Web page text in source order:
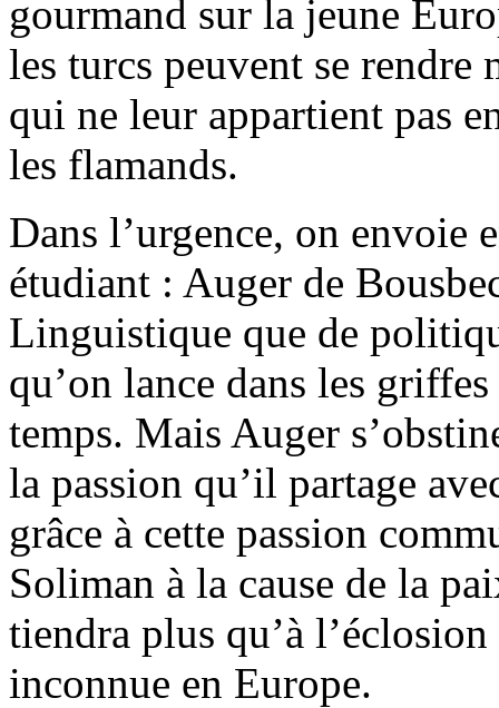
gourmand sur la jeune
les turcs peuvent se rendre
qui ne leur appartient pas
les flamands.
Dans l’urgence, on envoie
étudiant : Auger de
Linguistique que de
qu’on lance dans les
temps. Mais Auger
la passion qu’il partage
grâce à cette passion
Soliman à la cause de la
tiendra plus qu’à
inconnue en Europe.